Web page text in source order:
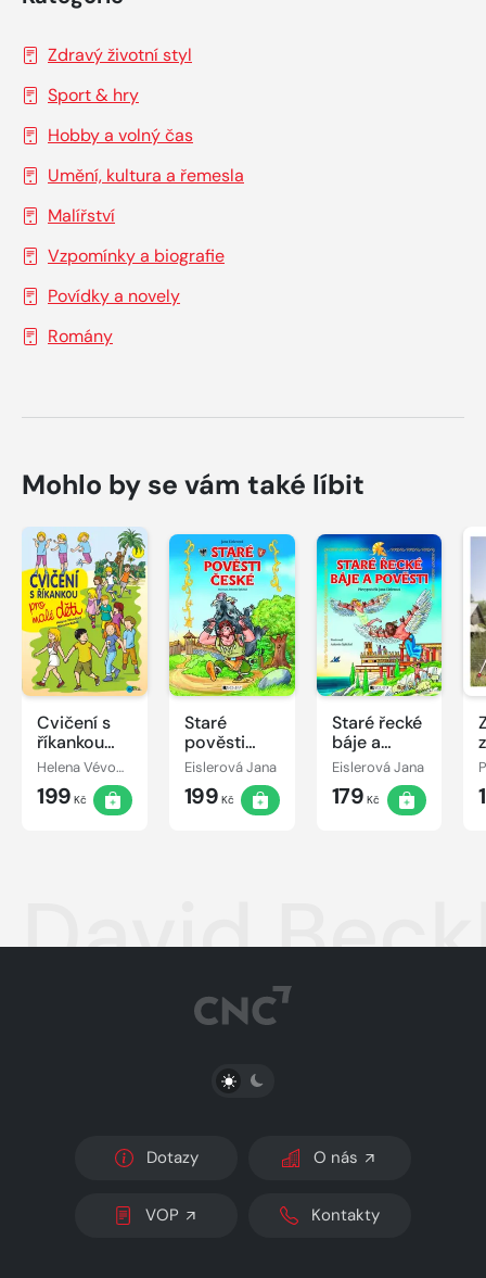
Zdravý životní styl
Sport & hry
Hobby a volný čas
Umění, kultura a řemesla
Malířství
Vzpomínky a biografie
Povídky a novely
Romány
Mohlo by se vám také líbit
Cvičení s
říkankou
pro malé Helena Vévodová
199 Kč
Staré
pověsti
české – pro
Eislerová Jana
199 Kč
Staré řecké
báje a
pověsti –
pro děti
Eislerová Jana
179 Kč
David
PŘEPNOUT SVĚTLÝ/TMAVÝ REŽIM
Dotazy O nás
VOP Kontakty